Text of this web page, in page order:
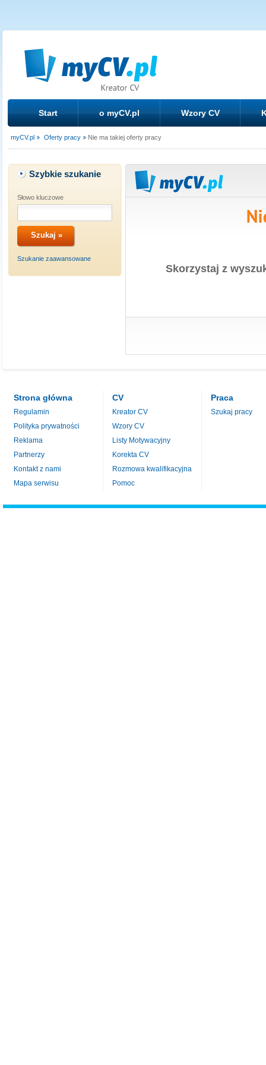
Start o myCV.pl Wzory CV
myCV.pl Oferty pracy Nie ma takiej oferty pracy
Szybkie szukanie
Słowo kluczowe
Szukanie zaawansowane
Skorzystaj z
Strona główna
Regulamin
Polityka prywatności
Reklama
Partnerzy
Kontakt z nami
Mapa serwisu
CV
Kreator CV
Wzory CV
Listy Motywacyjny
Korekta CV
Rozmowa kwalifikacyjna
Pomoc
Praca
Szukaj pracy